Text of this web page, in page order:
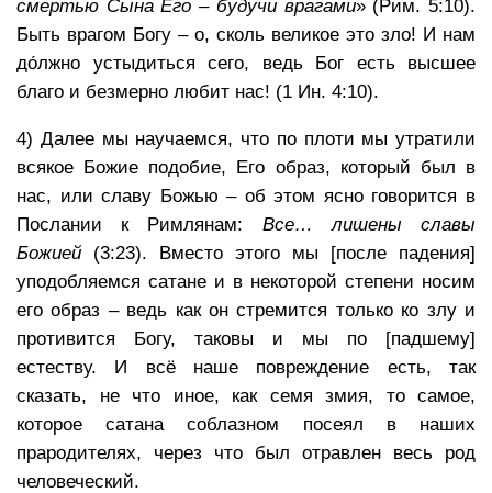
смертью Сына Его – будучи врагами» (Рим. 5:10).
Быть врагом Богу – о, сколь великое это зло! И нам
до́лжно устыдиться сего, ведь Бог есть высшее
благо и безмерно любит нас! (1 Ин. 4:10).
4) Далее мы научаемся, что по плоти мы утратили
всякое Божие подобие, Его образ, который был в
нас, или славу Божью – об этом ясно говорится в
Послании к Римлянам: Все… лишены славы
Божией (3:23). Вместо этого мы [после падения]
уподобляемся сатане и в некоторой степени носим
его образ – ведь как он стремится только ко злу и
противится Богу, таковы и мы по [падшему]
естеству. И всё наше повреждение есть, так
сказать, не что иное, как семя змия, то самое,
которое сатана соблазном посеял в наших
прародителях, через что был отравлен весь род
человеческий.